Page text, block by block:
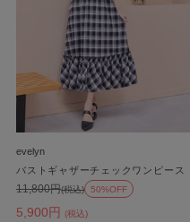
evelyn
バストギャザーチェックワンピース
5,900円 (税込)
11,800円(税込) 50%OFF